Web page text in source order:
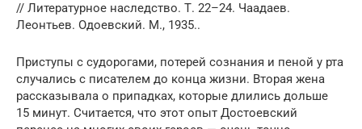
// Литературное наследство. Т. 22–24. Чаадаев.
Леонтьев. Одоевский. М., 1935..
Приступы с судорогами, потерей сознания и пеной у рта
случались с писателем до конца жизни. Вторая жена
рассказывала о припадках, которые длились дольше
15 минут. Считается, что этот опыт Достоевский